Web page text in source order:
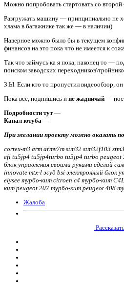
Можно попробовать стартовать со
Разгружать машину — принципиально не
хлама в багажнике так же — в наличии)
Наверное можно было бы в текущем
финансов на это пока что не имеется к
Так что займусь ка я пока, наконец то —
поиском заводских
З.Ы. Если кто то пропустил видеообзор, он
Пока всё, подпишись и не жадничай —
Подробности тут—
Канал ютуба —
При желании проекту можно оказать
cortex-m3 arm armv7m stm32 stm32f103
efi tu5jp4 tu5jp4turbo tu5jp4 turbo peugeot
блок управления своими руками сделай
innovate mtx-l эсуд bsi электронный блок
elysee турбо-кит citroen c4 турбо-кит
кит peugeot 207 турбо-кит peugeot 408
Жалоба